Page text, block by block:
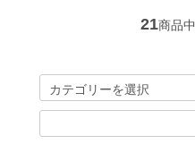
21商品中